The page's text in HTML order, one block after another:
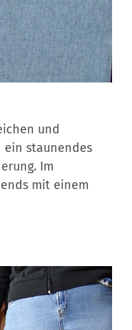
und
ein staunendes
Im
mit einem